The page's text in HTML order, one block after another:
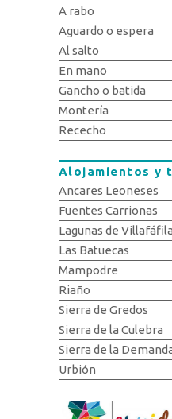
A rabo
Aguardo o espera
Al salto
En mano
Gancho o batida
Montería
Rececho
Alojamientos y
Ancares Leoneses
Fuentes Carrionas
Lagunas de Villafáfila
Las Batuecas
Mampodre
Riaño
Sierra de Gredos
Sierra de la Culebra
Sierra de la
Urbión